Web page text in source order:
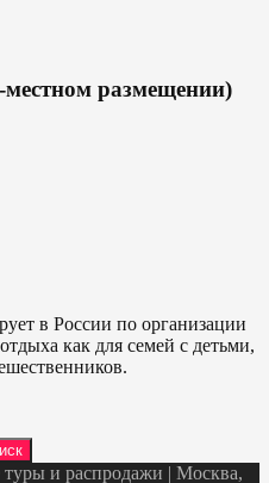
размещении)
в России по организации
как для семей с детьми,
и распродажи | Москва,